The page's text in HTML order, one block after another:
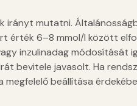
mutatni.
érték 6–8 mmol/l között
inzulinadag módosítását
bevitele javasolt. Ha
beállítása